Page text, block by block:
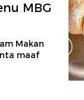
MBG
Makan
maaf